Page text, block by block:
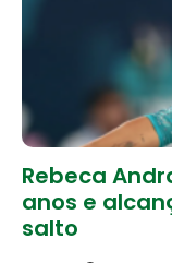
Rebeca
anos e
salto